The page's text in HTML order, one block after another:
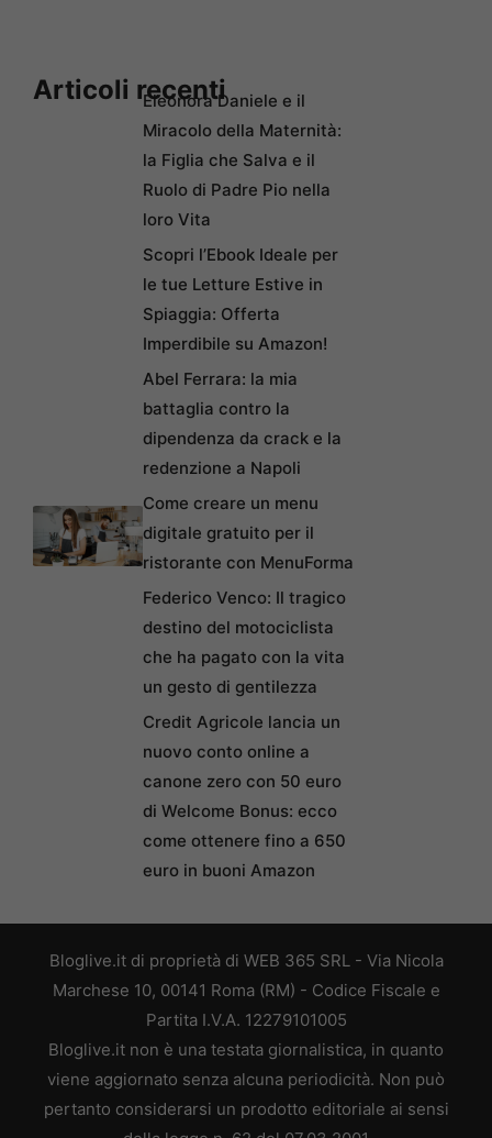
Articoli recentiEleonora Daniele e il
Miracolo della Maternità:
la Figlia che Salva e il
Ruolo di Padre Pio nella
loro Vita
Scopri l’Ebook Ideale per
le tue Letture Estive in
Spiaggia: Offerta
Imperdibile su Amazon!
Abel Ferrara: la mia
battaglia contro la
dipendenza da crack e la
redenzione a Napoli
Come creare un menu
digitale gratuito per il
ristorante con MenuForma
Federico Venco: Il tragico
destino del motociclista
che ha pagato con la vita
un gesto di gentilezza
Credit Agricole lancia un
nuovo conto online a
canone zero con 50 euro
di Welcome Bonus: ecco
come ottenere fino a 650
euro in buoni Amazon
Bloglive.it di proprietà di WEB 365 SRL - Via Nicola
Marchese 10, 00141 Roma (RM) - Codice Fiscale e
Partita I.V.A. 12279101005
Bloglive.it non è una testata giornalistica, in quanto
viene aggiornato senza alcuna periodicità. Non può
pertanto considerarsi un prodotto editoriale ai sensi